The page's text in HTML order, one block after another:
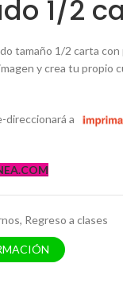
1/2
tamaño 1/2 carta
y crea tu propio
direccionará a
, Regreso a clases